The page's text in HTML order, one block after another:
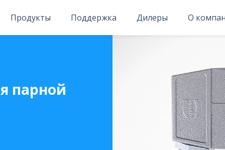
Продукты Поддержка Дилеры О
парной